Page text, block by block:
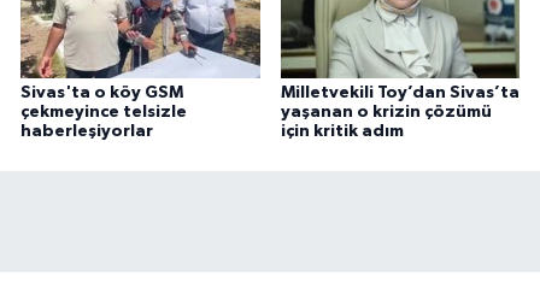
Sivas'ta o köy GSM
çekmeyince telsizle
haberleşiyorlar
Milletvekili Toy’dan Sivas’ta
yaşanan o krizin çözümü
için kritik adım